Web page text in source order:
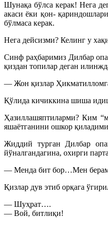
Шунақа бўлса керак! Нега
акаси ёки қон-
бўлмаса керак.
Нега дейсизми? Келинг у
Синф раҳбаримиз Дилбар
қиздан топилар деган
— Жон қизлар
Қўлида кичиккина шиша
Ҳазиллашяптиларми? Ким
яшаётганини ошкор
Жиддий турган Дилбар
йўналгандагина, охирги
— Менда бит бор…Мен
Қизлар дув этиб орқага
— Шуҳрат….
— Вой, битлиқи!